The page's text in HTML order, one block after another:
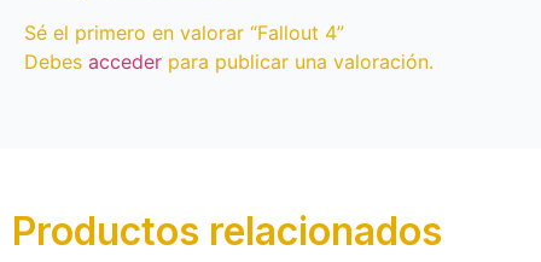
Sé el primero en valorar “Fallout 4”
Debes acceder para publicar una valoración.
Productos relacionados